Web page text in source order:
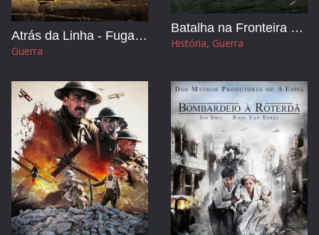
Atrás da Linha - Fuga para Dunkirk
Guerra
Batalha na Fronteira Norte
História, Guerra